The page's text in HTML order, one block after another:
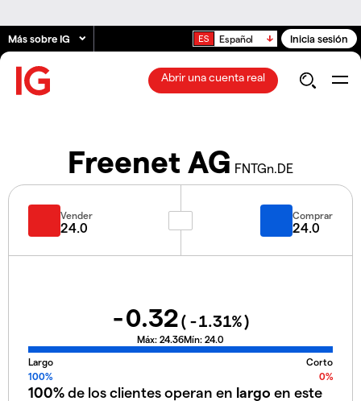
Más sobre IG Español Inicia sesión
Abrir una cuenta real
Freenet AG FNTGn.DE
Vender
24.0
Comprar
24.0
-0.32( -1.31%)
Máx: 24.36Mín: 24.0
Largo
Corto
100%
0%
100%de los clientes operan en largo en este